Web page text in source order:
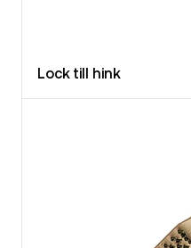
Lock till hink